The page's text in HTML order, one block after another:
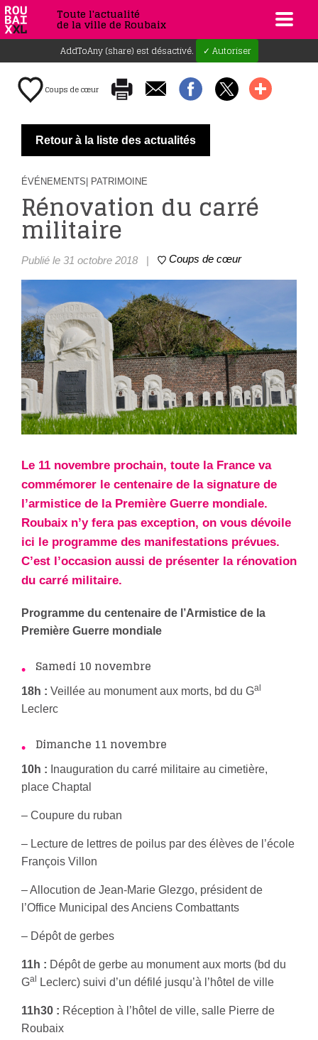
Toute l'actualité
de la ville de Roubaix
AddToAny (share) est désactivé. ✓ Autoriser
Coups de cœur
Retour à la liste des actualités
ÉVÉNEMENTS | PATRIMOINE
Rénovation du carré
militaire
Publié le 31 octobre 2018 | Coups de cœur
Le 11 novembre prochain, toute la France va
commémorer le centenaire de la signature de
l’armistice de la Première Guerre mondiale.
Roubaix n’y fera pas exception, on vous dévoile
ici le programme des manifestations prévues.
C’est l’occasion aussi de présenter la rénovation
du carré militaire.
Programme du centenaire de l’Armistice de la
Première Guerre mondiale
Samedi 10 novembre
18h : Veillée au monument aux morts, bd du Gal
Leclerc
Dimanche 11 novembre
10h : Inauguration du carré militaire au cimetière,
place Chaptal
– Coupure du ruban
– Lecture de lettres de poilus par des élèves de l’école
François Villon
– Allocution de Jean-Marie Glezgo, président de
l’Office Municipal des Anciens Combattants
– Dépôt de gerbes
11h : Dépôt de gerbe au monument aux morts (bd du
Gal Leclerc) suivi d’un défilé jusqu’à l’hôtel de ville
11h30 : Réception à l’hôtel de ville, salle Pierre de
Roubaix